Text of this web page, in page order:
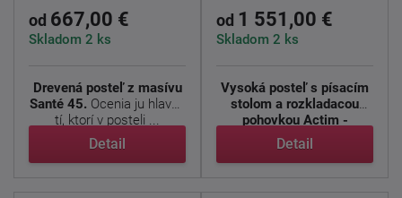
od 667,00 €
Skladom 2 ks
Drevená posteľ z masívu
Santé 45. Ocenia ju hlavne
tí, ktorí v posteli ...
Detail
od 1 551,00 €
Skladom 2 ks
Vysoká posteľ s písacím
stolom a rozkladacou
pohovkou Actim -
Masívna ...
Detail